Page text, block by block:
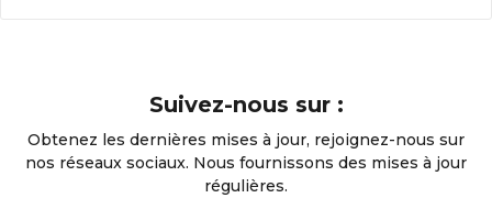
Suivez-nous sur :
Obtenez les dernières mises à jour, rejoignez-nous sur
nos réseaux sociaux. Nous fournissons des mises à jour
régulières.